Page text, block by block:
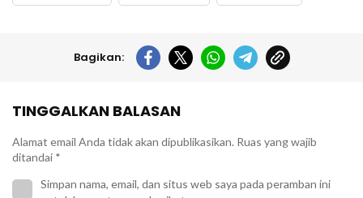
Bagikan:
TINGGALKAN BALASAN
Alamat email Anda tidak akan dipublikasikan. Ruas yang wajib
ditandai *
Simpan nama, email, dan situs web saya pada peramban ini